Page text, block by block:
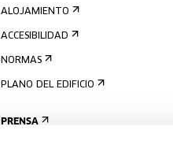
ALOJAMIENTO
ACCESIBILIDAD
NORMAS
PLANO DEL EDIFICIO
PRENSA